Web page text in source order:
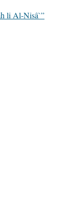
li Al-Nisâ`”